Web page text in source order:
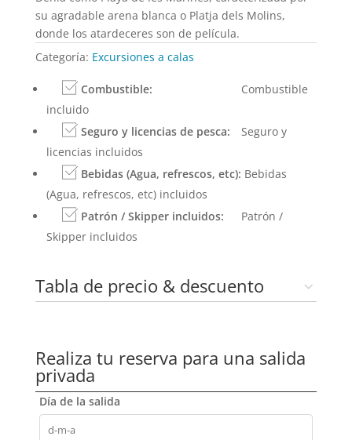
su agradable arena blanca o Platja dels Molins,
donde los atardeceres son de película.
Categoría: Excursiones a calas
Combustible:
Combustible
incluido
Seguro y licencias de pesca:
Seguro y
licencias incluidos
Bebidas (Agua, refrescos, etc): Bebidas
(Agua, refrescos, etc) incluidos
Patrón / Skipper incluidos:
Patrón /
Skipper incluidos
Tabla de precio & descuento
Realiza tu reserva para una salida
privada
Día de la salida